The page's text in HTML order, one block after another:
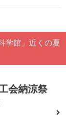
学館」近くの夏
会納涼祭